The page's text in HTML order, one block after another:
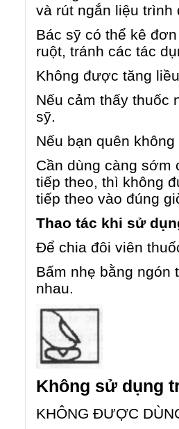
và rút ngắn liệu trình
Bác sỹ có thể kê
ruột, tránh các tác
Không được tăng
Nếu cảm thấy thuốc
sỹ.
Nếu bạn quên
Cần dùng càng sớm
tiếp theo, thì không
tiếp theo vào đúng
Thao tác khi sử
Để chia đôi viên
Bấm nhẹ bằng ngón
nhau.
Không sử dụng
KHÔNG ĐƯỢC